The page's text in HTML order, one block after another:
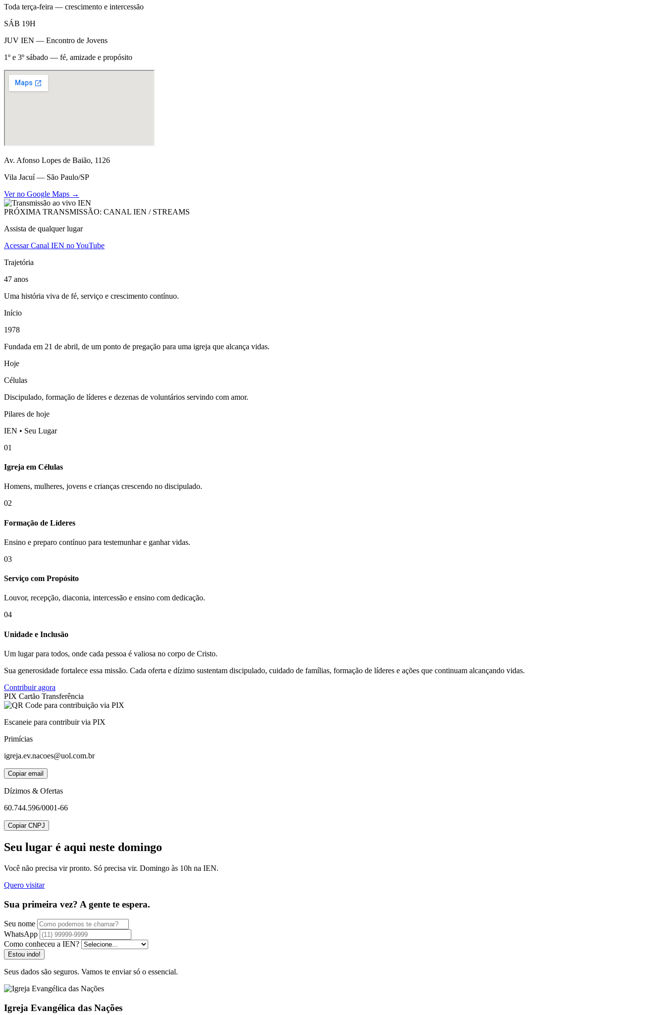
Toda terça-feira — crescimento e intercessão
SÁB 19H
JUV IEN — Encontro de Jovens
1º e 3º sábado — fé, amizade e propósito
Av. Afonso Lopes de Baião, 1126
Vila Jacuí — São Paulo/SP
Ver no Google Maps →
PRÓXIMA TRANSMISSÃO: CANAL IEN / STREAMS
Assista de qualquer lugar
Acessar Canal IEN no YouTube
Trajetória
47 anos
Uma história viva de fé, serviço e crescimento contínuo.
Início
1978
Fundada em 21 de abril, de um ponto de pregação para uma igreja que alcança vidas.
Hoje
Células
Discipulado, formação de líderes e dezenas de voluntários servindo com amor.
Pilares de hoje
IEN • Seu Lugar
01
Igreja em Células
Homens, mulheres, jovens e crianças crescendo no discipulado.
02
Formação de Líderes
Ensino e preparo contínuo para testemunhar e ganhar vidas.
03
Serviço com Propósito
Louvor, recepção, diaconia, intercessão e ensino com dedicação.
04
Unidade e Inclusão
Um lugar para todos, onde cada pessoa é valiosa no corpo de Cristo.
Sua generosidade fortalece essa missão. Cada oferta e dízimo sustentam discipulado, cuidado de famílias, formação de líderes e ações que continuam alcançando vidas.
Contribuir agora
PIX Cartão Transferência
Escaneie para contribuir via PIX
Primícias
igreja.ev.nacoes@uol.com.br
Copiar email
Dízimos & Ofertas
60.744.596/0001-66
Copiar CNPJ
Seu lugar é aqui neste domingo
Você não precisa vir pronto. Só precisa vir. Domingo às 10h na IEN.
Quero visitar
Sua primeira vez? A gente te espera.
Seu nome
WhatsApp
Como conheceu a IEN?
Estou indo!
Seus dados são seguros. Vamos te enviar só o essencial.
Igreja Evangélica das Nações